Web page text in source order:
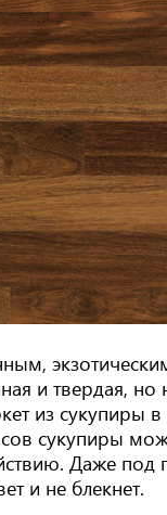
и твердая,
из
сукупиры
Даже под
и не блекнет.